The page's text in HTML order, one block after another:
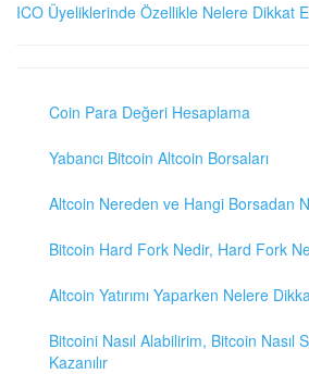
ICO Üyeliklerinde Özellikle Nelere Dikkat
Coin Para Değeri Hesaplama
Yabancı Bitcoin Altcoin Borsaları
Altcoin Nereden ve Hangi Borsadan
Bitcoin Hard Fork Nedir, Hard Fork
Altcoin Yatırımı Yaparken Nelere
Bitcoini Nasıl Alabilirim, Bitcoin Nasıl
Kazanılır